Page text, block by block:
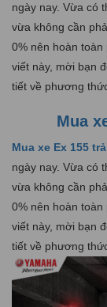
ngày nay. Vừa có
vừa không cần
0% nên hoàn
viết này, mời bạn
tiết về phương
Mua
Mua xe Ex 155
ngày nay. Vừa có
vừa không cần
0% nên hoàn
viết này, mời bạn
tiết về phương